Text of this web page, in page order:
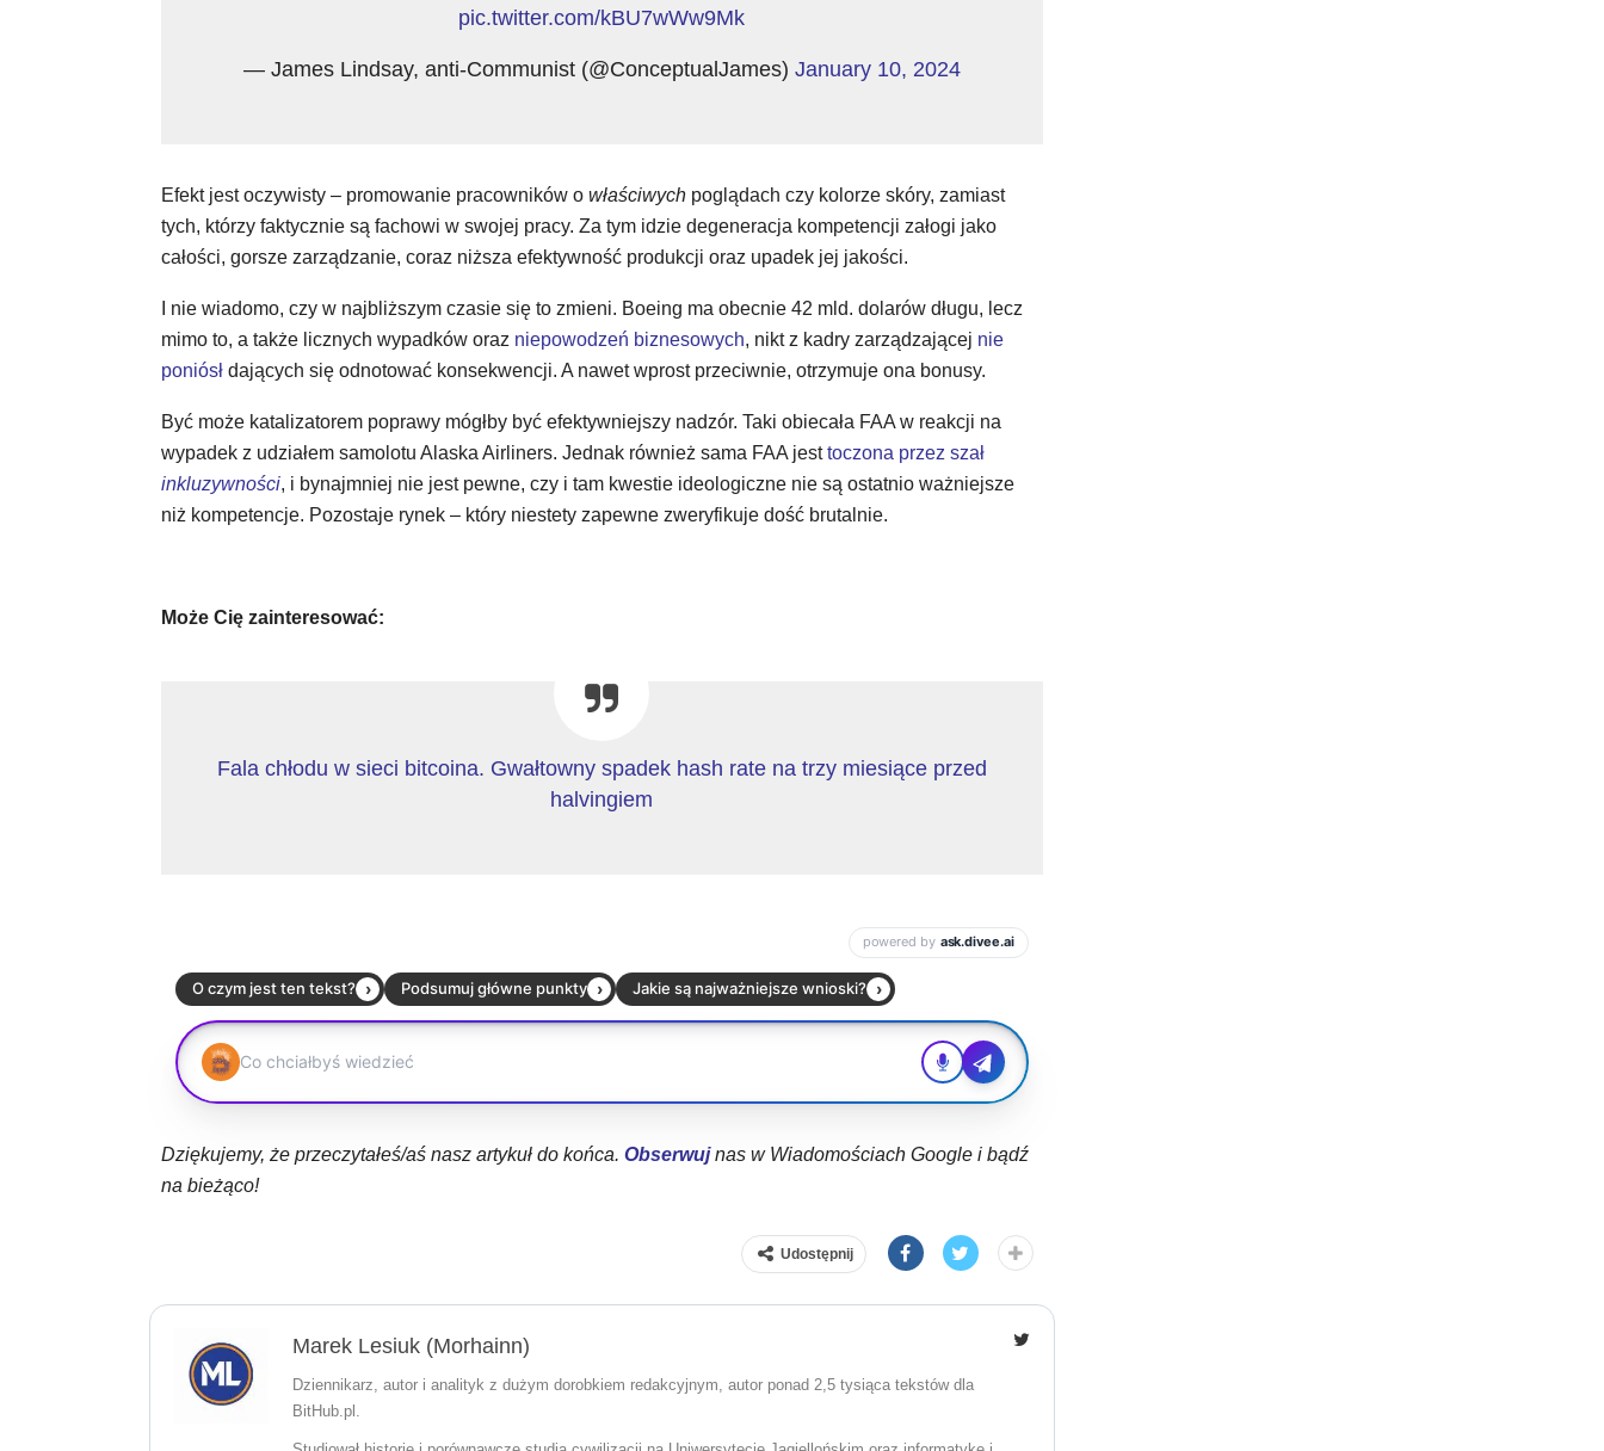
pic.twitter.com/kBU7wWw9Mk
— James Lindsay, anti-Communist (@ConceptualJames) January 10, 2024
Efekt jest oczywisty – promowanie pracowników o właściwychpoglądach czy kolorze skóry, zamiast
tych, którzy faktycznie są fachowi w swojej pracy. Za tym idzie degeneracja kompetencji załogi jako
całości, gorsze zarządzanie, coraz niższa efektywność produkcji oraz upadek jej jakości.
I nie wiadomo, czy w najbliższym czasie się to zmieni. Boeing ma obecnie 42 mld. dolarów długu, lecz
mimo to, a także licznych wypadków oraz niepowodzeń biznesowych, nikt z kadry zarządzającej nie
poniósłdających się odnotować konsekwencji. A nawet wprost przeciwnie, otrzymuje ona bonusy.
Być może katalizatorem poprawy mógłby być efektywniejszy nadzór. Taki obiecała FAA w reakcji na
wypadek z udziałem samolotu Alaska Airliners. Jednak również sama FAA jesttoczona przez szał
inkluzywności, i bynajmniej nie jest pewne, czy i tam kwestie ideologiczne nie są ostatnio ważniejsze
niż kompetencje. Pozostaje rynek – który niestety zapewne zweryfikuje dość brutalnie.
Może Cię zainteresować:
Fala chłodu w sieci bitcoina. Gwałtowny spadek hash rate na trzy miesiące przed
halvingiem
Dziękujemy, że przeczytałeś/aś nasz artykuł do końca. Obserwujnas w Wiadomościach Google i bądź
na bieżąco!
Udostępnij
Marek Lesiuk (Morhainn)
Dziennikarz, autor i analityk z dużym dorobkiem redakcyjnym, autor ponad 2,5 tysiąca tekstów dla
BitHub.pl.